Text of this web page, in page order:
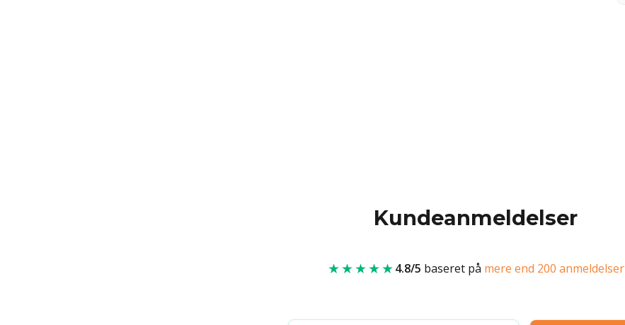
Kundeanmeldelser
★★★★★4.8/5 baseret på mere end 200 anmeldelser